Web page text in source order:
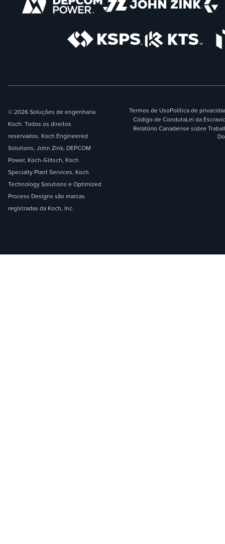
© 2026 Soluções de engenharia
Koch. Todos os direitos
reservados. Koch Engineered
Solutions, John Zink, DEPCOM
Power, Koch-Glitsch, Koch
Specialty Plant Services, Koch
Technology Solutions e Optimized
Process Designs são marcas
registradas da Koch, Inc.
Termos de UsoPolítica de
Código de CondutaLei da
Relatório Canadense sobre